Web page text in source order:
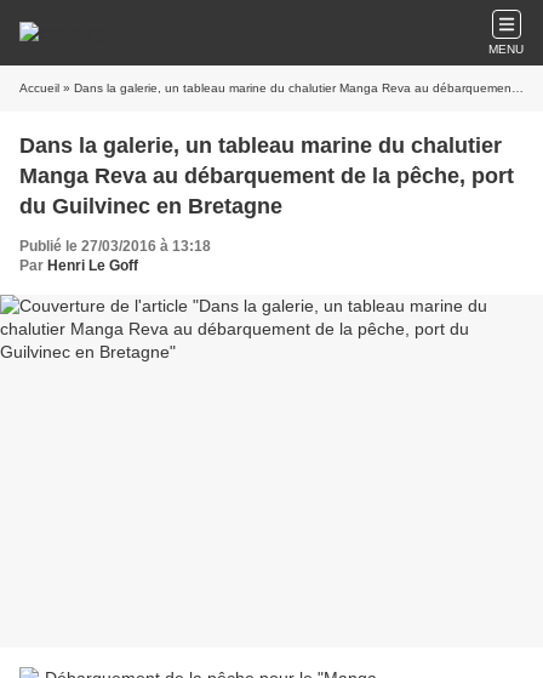
MENU
Accueil » Dans la galerie, un tableau marine du chalutier Manga Reva au débarquement de la pêche, port du Guilvinec en Bretagne
Dans la galerie, un tableau marine du chalutier
Manga Reva au débarquement de la pêche, port
du Guilvinec en Bretagne
Publié le 27/03/2016 à 13:18
Par Henri Le Goff